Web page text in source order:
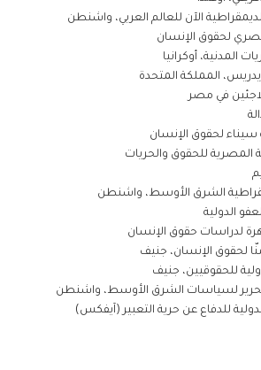
الآن للعالم العربي، واشنطن
لحقوق الإنسان
المدنية، أوكرانيا
المملكة المتحدة
في مصر
لحقوق الإنسان
المصرية للحقوق والحريات
الشرق الأوسط، واشنطن
الدولية
لدراسات حقوق الإنسان
لحقوق الإنسان، جنيف
للحقوقيين، جنيف
لسياسات الشرق الأوسط، واشنطن
للدفاع عن حرية التعبير (آيفكس)